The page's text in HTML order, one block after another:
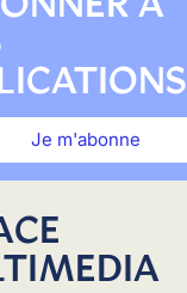
Je m'abonne